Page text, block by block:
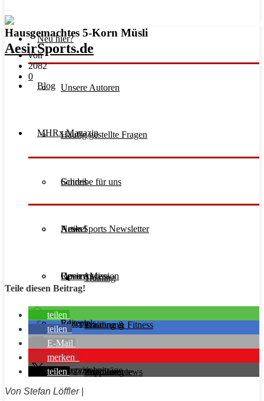
Unsere Autoren
Häufig gestellte Fragen
Schreibe für uns
Aesir Sports Newsletter
Unsere Mission
Neu hier?
Blog
Guides
Training
Ernährung
Supplemente
Artikel
Training & Fitness
Ernährung
Reviews
Produktreviews
Rezepte
Interviews
MHRx Magazin
News
Open Access
Editorials
Magazinbeiträge
Hausgemachtes 5-Korn Müsli
von
2082
0
Teile diesen Beitrag!
teilen
teilen
E-Mail
merken
teilen
Von Stefan Löffler|